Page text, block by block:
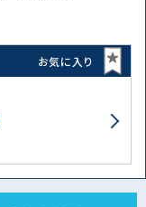
お気に入り